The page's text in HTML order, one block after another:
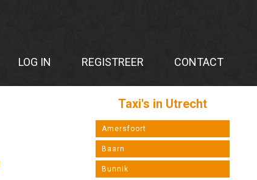
LOG IN REGISTREER CONTACT
Taxi's in Utrecht
Amersfoort
Baarn
Bunnik